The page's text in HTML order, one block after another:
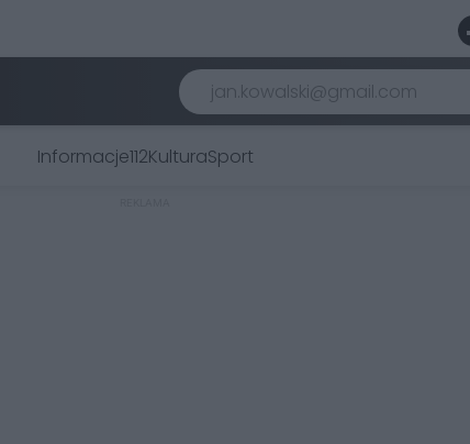
Informacje112KulturaSport